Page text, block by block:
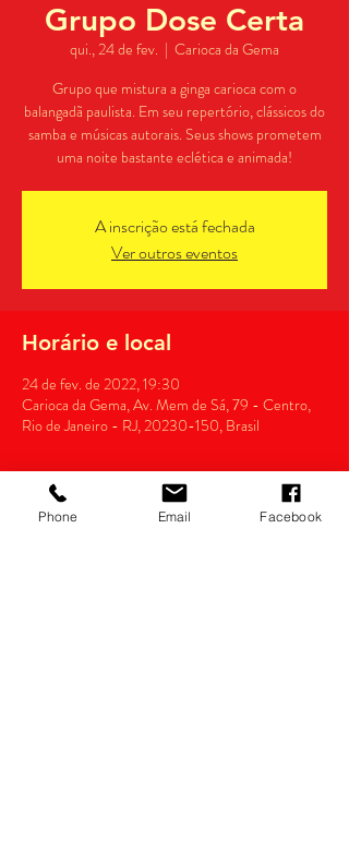
Grupo Dose Certa
qui., 24 de fev.
  |
Carioca da Gema
Grupo que mistura a ginga carioca com o
balangadã paulista. Em seu repertório, clássicos do
samba e músicas autorais. Seus shows prometem
A inscrição está fechada
Ver outros eventos
Horário e local
24 de fev. de 2022, 19:30
Carioca da Gema, Av. Mem de Sá, 79 - Centro,
Rio de Janeiro - RJ, 20230-150, Brasil
Phone Email Facebook